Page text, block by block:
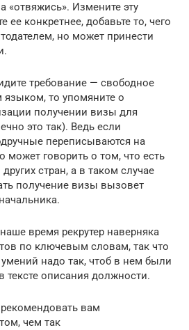
«отвяжись». Измените эту
конкретнее, добавьте то, чего
но может принести
требование — свободное
языком, то упомяните о
получении визы для
это так). Ведь если
переписываются на
может говорить о том, что есть
стран, а в таком случае
получение визы вызовет
время рекрутер наверняка
по ключевым словам, так что
надо так, чтоб в нем были
тексте описания должности.
вам
чем так